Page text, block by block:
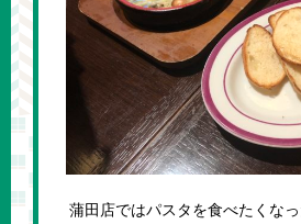
蒲田店ではパスタを食べたくな